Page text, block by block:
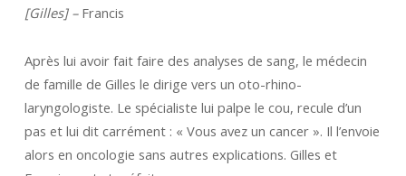
[Gilles] –Francis
Après lui avoir fait faire des analyses de sang, le médecin
de famille de Gilles le dirige vers un oto-rhino-
laryngologiste. Le spécialiste lui palpe le cou, recule d’un
pas et lui dit carrément : « Vous avez un cancer ». Il l’envoie
alors en oncologie sans autres explications. Gilles et